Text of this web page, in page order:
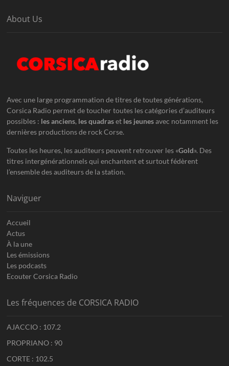
About Us
Avec une large programmation de titres de toutes générations,
Corsica Radio permet de toucher toutes les catégories d’auditeurs
possibles : les anciens, les quadraset les jeunesavec notamment les
dernières productions de rock Corse.
Toutes les heures, les auditeurs peuvent retrouver les «Gold». Des
titres intergénérationnels qui enchantent et surtout fédèrent
l’ensemble des auditeurs de la station.
Naviguer
Accueil
Actus
À la une
Les émissions
Les podcasts
Ecouter Corsica Radio
Les fréquences de CORSICA RADIO
AJACCIO : 107.2
PROPRIANO : 90
CORTE : 102.5